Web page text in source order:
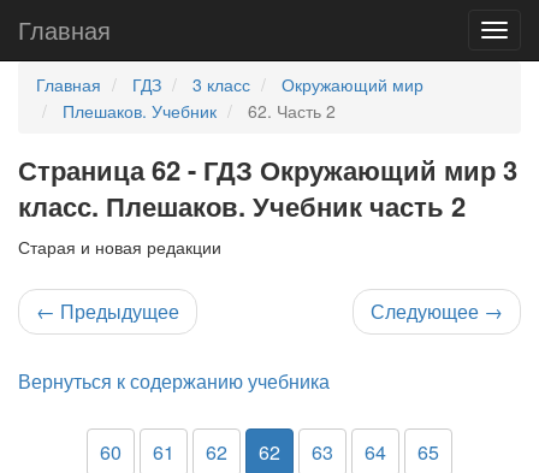
Главная
Главная ГДЗ 3 класс
Окружающий мир
Плешаков. Учебник
62. Часть 2
Страница 62 - ГДЗ Окружающий мир 3
класс. Плешаков. Учебник часть 2
Старая и новая редакции
← Предыдущее Следующее →
Вернуться к содержанию учебника
60 61 62 62 63 64 65